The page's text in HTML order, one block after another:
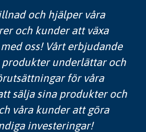
och hjälper våra
och kunder att växa
oss! Vårt erbjudande
underlättar och
för våra
sälja sina produkter och
våra kunder att göra
investeringar!